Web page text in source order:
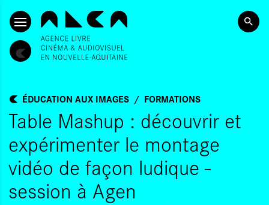
ALLER AU CONTENU PRINCIPAL
ÉDUCATION AUX IMAGES FORMATIONS
Table Mashup : découvrir et
expérimenter le montage
vidéo de façon ludique -
session à Agen